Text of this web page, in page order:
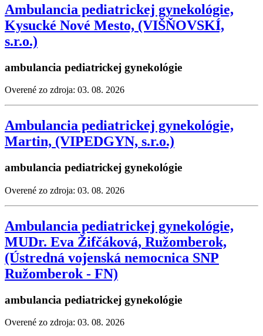
Ambulancia pediatrickej gynekológie,
Kysucké Nové Mesto, (VIŠŇOVSKÍ,
s.r.o.)
ambulancia pediatrickej gynekológie
Overené zo zdroja: 03. 08. 2026
Ambulancia pediatrickej gynekológie,
Martin, (VIPEDGYN, s.r.o.)
ambulancia pediatrickej gynekológie
Overené zo zdroja: 03. 08. 2026
Ambulancia pediatrickej gynekológie,
MUDr. Eva Žifčáková, Ružomberok,
(Ústredná vojenská nemocnica SNP
Ružomberok - FN)
ambulancia pediatrickej gynekológie
Overené zo zdroja: 03. 08. 2026